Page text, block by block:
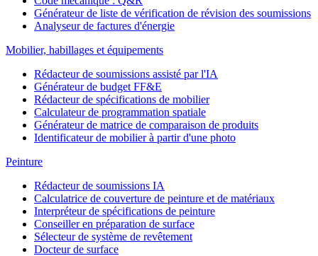
Générateur de liste de vérification de révision des soumissions
Analyseur de factures d'énergie
Mobilier, habillages et équipements
Rédacteur de soumissions assisté par l'IA
Générateur de budget FF&E
Rédacteur de spécifications de mobilier
Calculateur de programmation spatiale
Générateur de matrice de comparaison de produits
Identificateur de mobilier à partir d'une photo
Peinture
Rédacteur de soumissions IA
Calculatrice de couverture de peinture et de matériaux
Interpréteur de spécifications de peinture
Conseiller en préparation de surface
Sélecteur de système de revêtement
Docteur de surface